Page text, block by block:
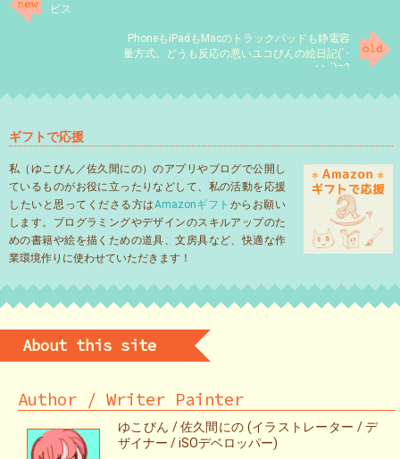
ビス
PhoneもiPadもMacのトラックパッドも静電容
量方式。どうも反応の悪いユコびんの絵日記(´･
ω･`)=3
ギフトで応援
私（ゆこびん／佐久間にの）のアプリやブログで公開し
ているものがお役に立ったりなどして、私の活動を応援
したいと思ってくださる方はAmazonギフト からお願い
します。プログラミングやデザインのスキルアップのた
めの書籍や絵を描くための道具、文房具など、快適な作
業環境作りに使わせていただきます！
About this site
Author / Writer Painter
ゆこびん / 佐久間にの (イラストレーター / デ
ザイナー / iSOデベロッパー)